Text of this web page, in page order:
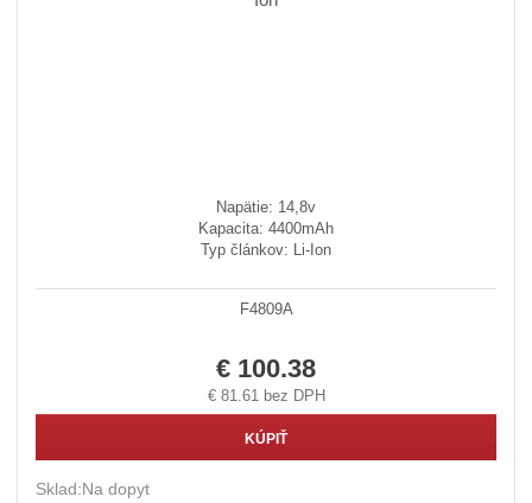
Napätie: 14,8v
Kapacita: 4400mAh
Typ článkov: Li-Ion
F4809A
€ 100.38
€ 81.61 bez DPH
KÚPIŤ
Sklad:Na dopyt